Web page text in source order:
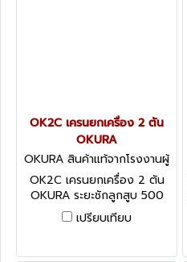
OK2C เครนยกเครื่อง 2 ตัน
OKURA
OKURA สินค้าแท้จากโรงงานผู้
ผลิต OK2C
OK2C เครนยกเครื่อง 2 ตัน
OKURA ระยะชักลูกสูบ 500
มม.
เปรียบเทียบ